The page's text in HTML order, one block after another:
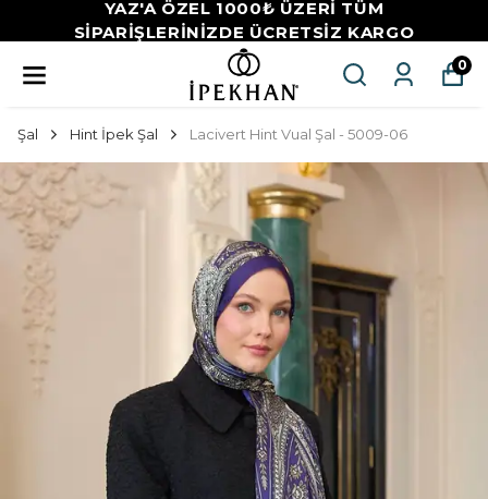
YAZ'A ÖZEL 1000₺ ÜZERİ TÜM
SİPARİŞLERİNİZDE ÜCRETSİZ KARGO
0
Şal Hint İpek Şal Lacivert Hint Vual Şal - 5009-06